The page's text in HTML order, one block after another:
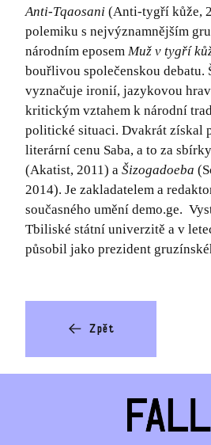
Anti-Tqaosani (Anti-tygří kůže,
polemiku s nejvýznamnějším
národním eposem Muž v tygří
bouřlivou společenskou debatu.
vyznačuje ironií, jazykovou
kritickým vztahem k národní
politické situaci. Dvakrát získal
literární cenu Saba, a to za sbírky
(Akatist, 2011) a Šizogadoeba
2014). Je zakladatelem a
současného umění demo.ge.
Tbiliské státní univerzitě a v
působil jako prezident
Zpět